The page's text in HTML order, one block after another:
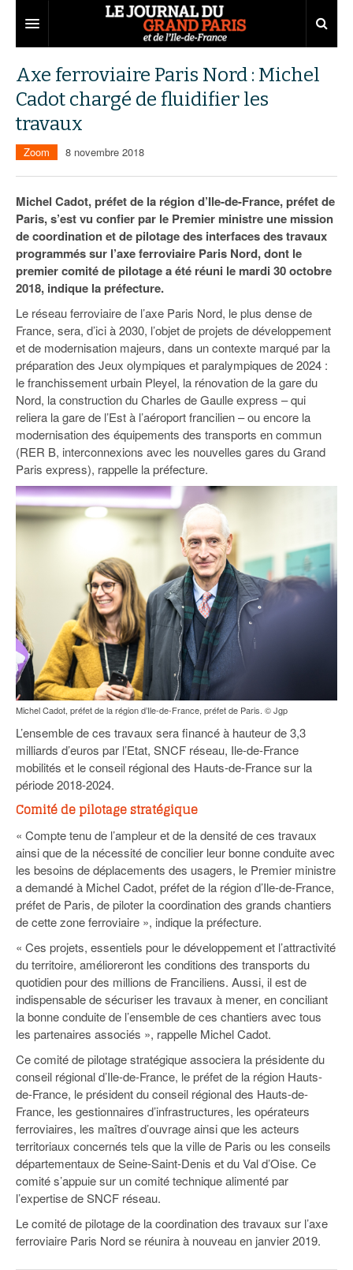
Territoires
Aménagement
Collectivités
Services urbains
Entreprises
Développement économique
Attractivité
Innovation
Transport
Départements
77
78
91
93
94
95
Nominations
Portraits
Agenda
Les Assises du Grand Paris
Éditions précédentes
Le podcast
Ecouter les épisodes
Axe ferroviaire Paris Nord : Michel
Cadot chargé de fluidifier les
travaux
Zoom 8 novembre 2018
Michel Cadot, préfet de la région d’Ile-de-France, préfet de
Paris, s’est vu confier par le Premier ministre une mission
de coordination et de pilotage des interfaces des travaux
programmés sur l’axe ferroviaire Paris Nord, dont le
premier comité de pilotage a été réuni le mardi 30 octobre
2018, indique la préfecture.
Le réseau ferroviaire de l’axe Paris Nord, le plus dense de
France, sera, d’ici à 2030, l’objet de projets de développement
et de modernisation majeurs, dans un contexte marqué par la
préparation des Jeux olympiques et paralympiques de 2024 :
le franchissement urbain Pleyel, la rénovation de la gare du
Nord, la construction du Charles de Gaulle express – qui
reliera la gare de l’Est à l’aéroport francilien – ou encore la
modernisation des équipements des transports en commun
(RER B, interconnexions avec les nouvelles gares du Grand
Paris express), rappelle la préfecture.
Michel Cadot, préfet de la région d’Ile-de-France, préfet de Paris. © Jgp
L’ensemble de ces travaux sera financé à hauteur de 3,3
milliards d’euros par l’Etat, SNCF réseau, Ile-de-France
mobilités et le conseil régional des Hauts-de-France sur la
période 2018-2024.
Comité de pilotage stratégique
« Compte tenu de l’ampleur et de la densité de ces travaux
ainsi que de la nécessité de concilier leur bonne conduite avec
les besoins de déplacements des usagers, le Premier ministre
a demandé à Michel Cadot, préfet de la région d’Ile-de-France,
préfet de Paris, de piloter la coordination des grands chantiers
de cette zone ferroviaire », indique la préfecture.
« Ces projets, essentiels pour le développement et l’attractivité
du territoire, amélioreront les conditions des transports du
quotidien pour des millions de Franciliens. Aussi, il est de
indispensable de sécuriser les travaux à mener, en conciliant
la bonne conduite de l’ensemble de ces chantiers avec tous
les partenaires associés », rappelle Michel Cadot.
Ce comité de pilotage stratégique associera la présidente du
conseil régional d’Ile-de-France, le préfet de la région Hauts-
de-France, le président du conseil régional des Hauts-de-
France, les gestionnaires d’infrastructures, les opérateurs
ferroviaires, les maîtres d’ouvrage ainsi que les acteurs
territoriaux concernés tels que la ville de Paris ou les conseils
départementaux de Seine-Saint-Denis et du Val d’Oise. Ce
comité s’appuie sur un comité technique alimenté par
l’expertise de SNCF réseau.
Le comité de pilotage de la coordination des travaux sur l’axe
ferroviaire Paris Nord se réunira à nouveau en janvier 2019.